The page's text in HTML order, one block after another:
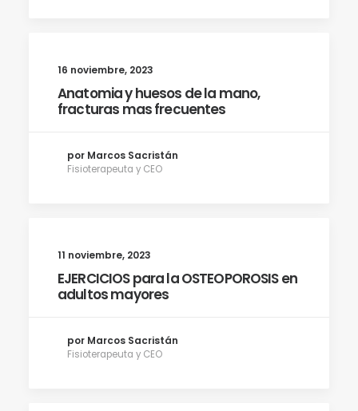
16 noviembre, 2023
Anatomia y huesos de la mano,
fracturas mas frecuentes
por Marcos Sacristán
Fisioterapeuta y CEO
11 noviembre, 2023
EJERCICIOS para la OSTEOPOROSIS en
adultos mayores
por Marcos Sacristán
Fisioterapeuta y CEO